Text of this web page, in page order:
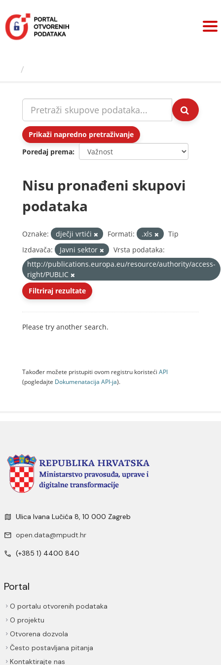
sadržaj
Prikaži napredno pretraživanje
Poredaj prema
Nisu pronađeni skupovi
podataka
Oznake: dječji vrtići Formati: .xls
Tip
Izdavača:
Javni sektor
Vrsta podataka:
http://publications.europa.eu/resource/authority/access-
right/PUBLIC
Filtriraj rezultate
Please try another search.
Također možete pristupiti ovom registru koristeći API
(pogledajte Dokumenаtаcijа API-jа).